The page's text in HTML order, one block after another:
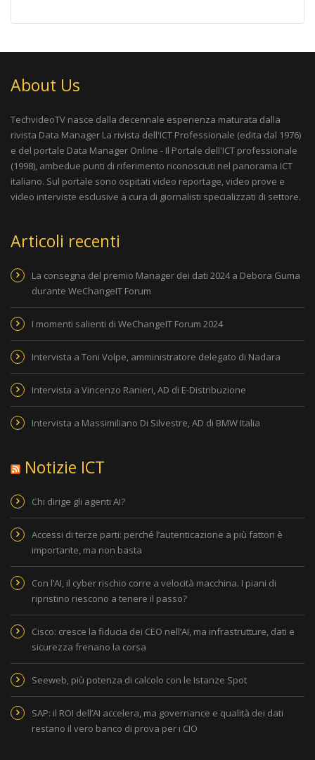
About Us
TechvideoTV nasce dalla decennale esperienza maturata dalla
rivista Data Manager La rivista dell'ICT Professionale (edita dal 1976)
e del portale Data Manager Online - Il Portale dell'ICT professionale
(1998), ambedue punti di riferimento riconosciuti nel panorama ICT
italiano. Sul portale sono ospitati video reportage, video prove e
video interviste esclusive a cura di giornalisti specializzati di settore.
Articoli recenti
La consegna del premio Manager dei dati 2024 a Debora Guma
durante WeChangeIT Forum
I momenti salienti di WeChangeIT Forum 2024
Intervista a Toni Volpe, amministratore delegato di Nadara
Intervista a Vincenzo Ranieri, AD di E-Distribuzione
Intervista a Massimiliano Di Silvestre, AD di BMW Italia
Notizie ICT
Chi dirige gli agenti AI?
Accessi di terze parti: perché l’autenticazione a più fattori è
importante, ma non basta
Con l’AI, il cyber rischio corre a velocità macchina. I piani di
ripristino riescono a tenere il passo?
Cisco: cresce la fiducia dei CEO nell’AI, ma infrastrutture, dati e
sicurezza frenano la corsa
Seeweb, più potenza di calcolo con le Istanze Spot
SAP: il ROI dell’AI accelera, ma governance e qualità dei dati
restano il vero banco di prova per i CIO